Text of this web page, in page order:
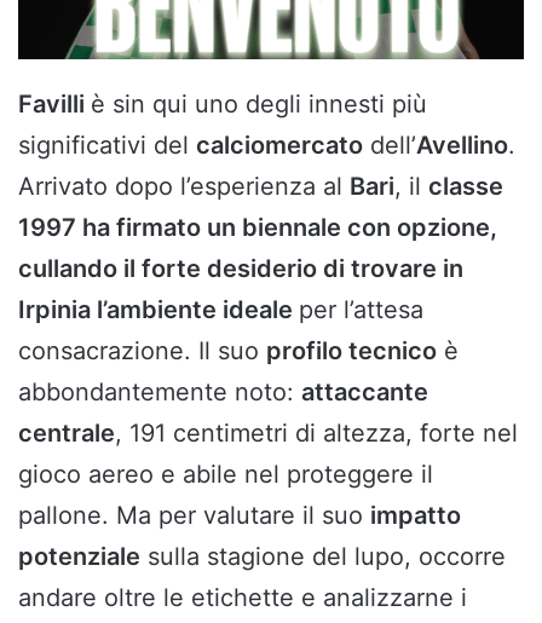
Favilli è sin qui uno degli innesti più
significativi del calciomercato dell’Avellino.
Arrivato dopo l’esperienza al Bari, il classe
1997 ha firmato un biennale con opzione,
cullando il forte desiderio di trovare in
Irpinia l’ambiente ideale per l’attesa
consacrazione. Il suo profilo tecnico è
abbondantemente noto: attaccante
centrale, 191 centimetri di altezza, forte nel
gioco aereo e abile nel proteggere il
pallone. Ma per valutare il suo impatto
potenziale sulla stagione del lupo, occorre
andare oltre le etichette e analizzarne i